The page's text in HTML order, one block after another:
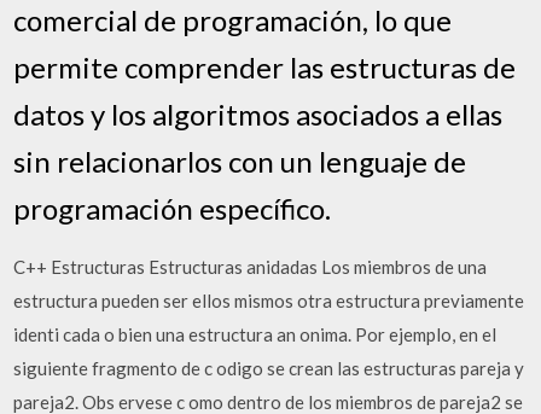
comercial de programación, lo que
permite comprender las estructuras de
datos y los algoritmos asociados a ellas
sin relacionarlos con un lenguaje de
programación específico.
C++ Estructuras Estructuras anidadas Los miembros de una
estructura pueden ser ellos mismos otra estructura previamente
identi cada o bien una estructura an onima. Por ejemplo, en el
siguiente fragmento de c odigo se crean las estructuras pareja y
pareja2. Obs ervese c omo dentro de los miembros de pareja2 se